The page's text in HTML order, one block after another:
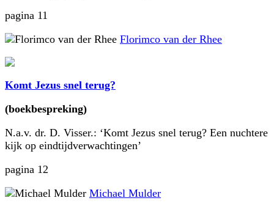
pagina 11
Florimco van der Rhee
Komt Jezus snel terug?
(boekbespreking)
N.a.v. dr. D. Visser.: ‘Komt Jezus snel terug? Een nuchtere
kijk op eindtijdverwachtingen’
pagina 12
Michael Mulder